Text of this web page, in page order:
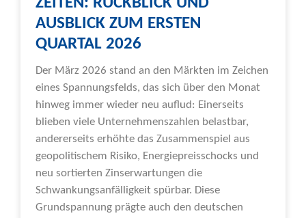
AUSBLICK ZUM ERSTEN
QUARTAL 2026
Der März 2026 stand an den Märkten im Zeichen
eines Spannungsfelds, das sich über den Monat
hinweg immer wieder neu auflud: Einerseits
blieben viele Unternehmenszahlen belastbar,
andererseits erhöhte das Zusammenspiel aus
geopolitischem Risiko, Energiepreisschocks und
neu sortierten Zinserwartungen die
Schwankungsanfälligkeit spürbar. Diese
Grundspannung prägte auch den deutschen